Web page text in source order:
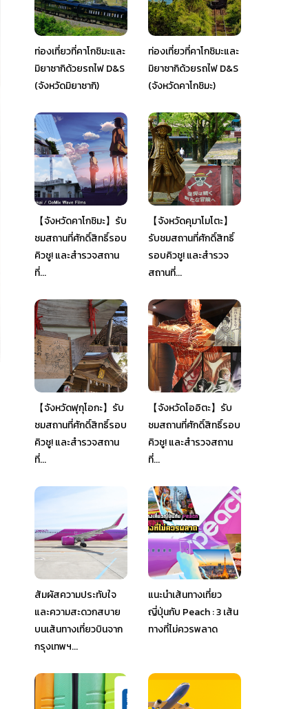
ท่องเที่ยวที่คาโกชิมะและ
มิยาซากิด้วยรถไฟ D&S
(จังหวัดมิยาซากิ)
ท่องเที่ยวที่คาโกชิมะและ
มิยาซากิด้วยรถไฟ D&S
(จังหวัดคาโกชิมะ)
【จังหวัดคาโกชิมะ】รับ
ชมสถานที่ศักดิ์สิทธิ์รอบ
คิวชู! และสำรวจสถาน
ที่...
【จังหวัดคุมาโมโตะ】
รับชมสถานที่ศักดิ์สิทธิ์
รอบคิวชู! และสำรวจ
สถานที่...
【จังหวัดฟุกุโอกะ】รับ
ชมสถานที่ศักดิ์สิทธิ์รอบ
คิวชู! และสำรวจสถาน
ที่...
【จังหวัดโออิตะ】รับ
ชมสถานที่ศักดิ์สิทธิ์รอบ
คิวชู! และสำรวจสถาน
ที่...
สัมผัสความประทับใจ
และความสะดวกสบาย
บนเส้นทางเที่ยวบินจาก
กรุงเทพฯ...
แนะนำเส้นทางเที่ยว
ญี่ปุ่นกับ Peach : 3 เส้น
ทางที่ไม่ควรพลาด